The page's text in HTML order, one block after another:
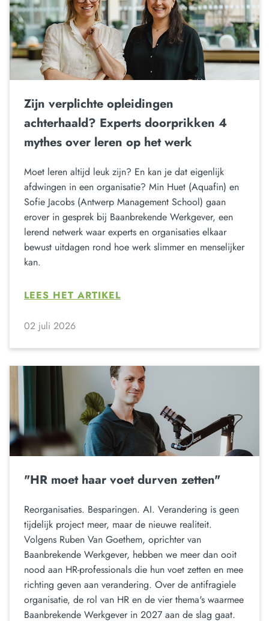
Zijn verplichte opleidingen
achterhaald? Experts doorprikken 4
mythes over leren op het werk
Moet leren altijd leuk zijn? En kan je dat eigenlijk
afdwingen in een organisatie? Min Huet (Aquafin) en
Sofie Jacobs (Antwerp Management School) gaan
erover in gesprek bij Baanbrekende Werkgever, een
lerend netwerk waar experts en organisaties elkaar
bewust uitdagen rond hoe werk slimmer en menselijker
kan.
LEES HET ARTIKEL
02 juli 2026
"HR moet haar voet durven zetten"
Reorganisaties. Besparingen. AI. Verandering is geen
tijdelijk project meer, maar de nieuwe realiteit.
Volgens Ruben Van Goethem, oprichter van
Baanbrekende Werkgever, hebben we meer dan ooit
nood aan HR-professionals die hun voet zetten en mee
richting geven aan verandering. Over de antifragiele
organisatie, de rol van HR en de vier thema's waarmee
Baanbrekende Werkgever in 2027 aan de slag gaat.